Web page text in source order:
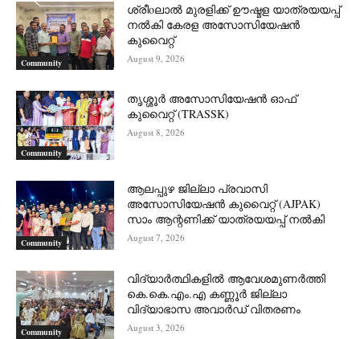
Community
ശ്രീoലാൽ മുരളിക്ക് ഊഷ്മള യാത്രയയപ്പ്
നൽകി കേരള അസോസിയേഷൻ
കുവൈറ്റ്
August 9, 2026
Community
തൃശ്ശൂർ അസോസിയേഷൻ ഓഫ്
കുവൈറ്റ്‌ (TRASSK)
August 8, 2026
Community
ആലപ്പുഴ ജില്ലാ പ്രവാസി
അസോസിയേഷൻ കുവൈറ്റ് (AJPAK)
സാം ആന്റണിക്ക് യാത്രയയപ്പ് നൽകി
August 7, 2026
Community
വിദ്യാർത്ഥികളിൽ ആവേശമുണർത്തി
കെ.കെ.എം.എ കണ്ണൂർ ജില്ലാ
വിദ്യാഭാസ അവാർഡ് വിതരണം
August 3, 2026